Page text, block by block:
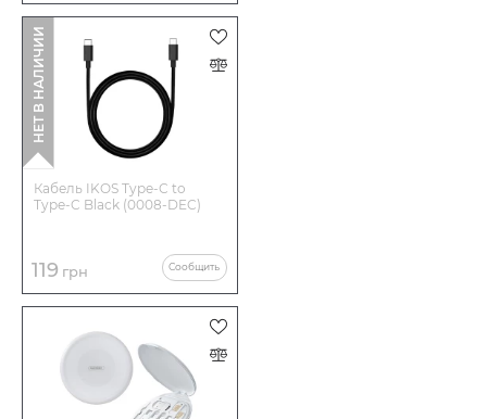
Кабель IKOS Type-C to
Type-C Black (0008-DEC)
119 грн Сообщить
НЕТ В НАЛИЧИИ